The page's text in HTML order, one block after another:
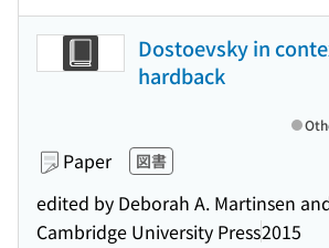
Dostoevsky in
hardback
Paper 図書
edited by Deborah A. Martinsen
Cambridge University Press2015